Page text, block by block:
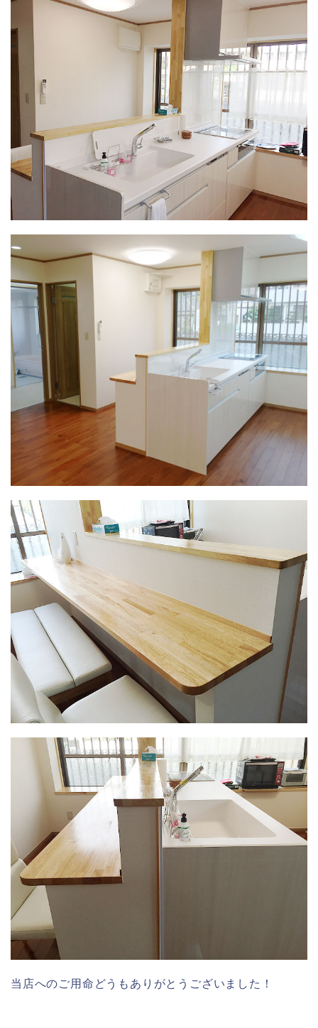
当店へのご用命どうもありがとうございました！